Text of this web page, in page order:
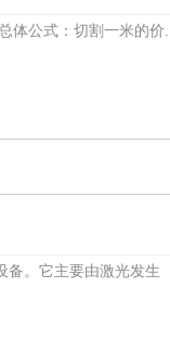
体公式‌：切割一米的价...
备。它主要由激光发生